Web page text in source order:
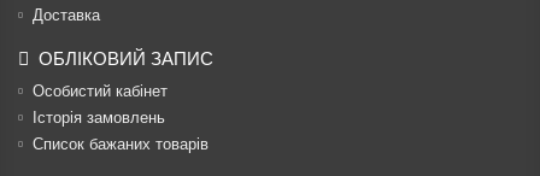
Доставка
ОБЛІКОВИЙ ЗАПИС
Особистий кабінет
Історія замовлень
Список бажаних товарів